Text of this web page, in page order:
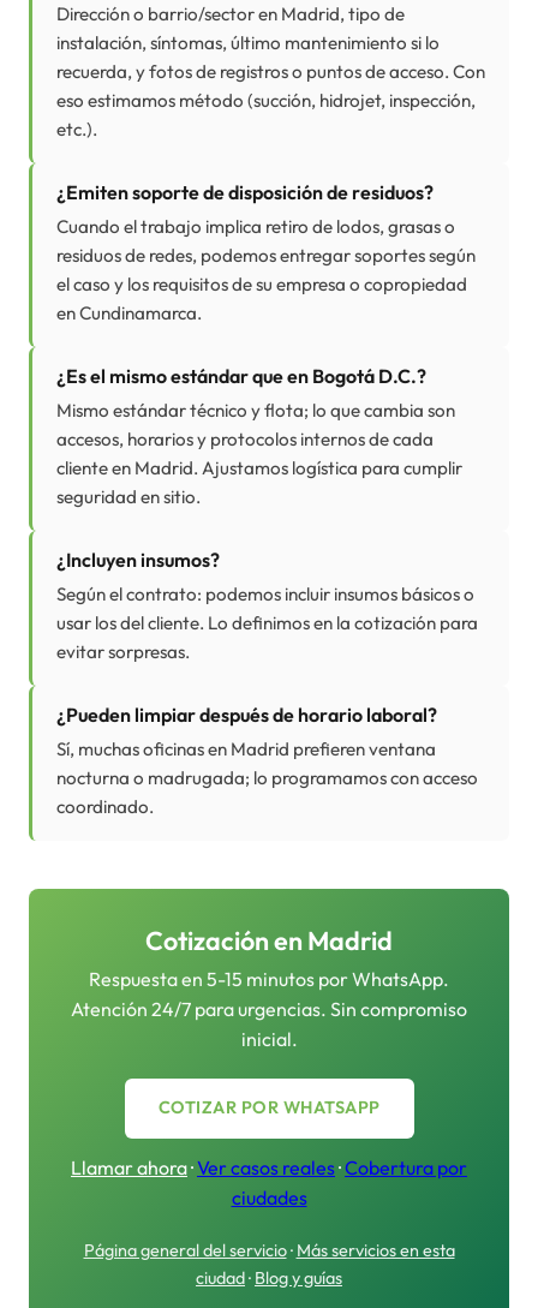
Dirección o barrio/sector en Madrid, tipo de
instalación, síntomas, último mantenimiento si lo
recuerda, y fotos de registros o puntos de acceso. Con
eso estimamos método (succión, hidrojet, inspección,
etc.).
¿Emiten soporte de disposición de residuos?
Cuando el trabajo implica retiro de lodos, grasas o
residuos de redes, podemos entregar soportes según
el caso y los requisitos de su empresa o copropiedad
en Cundinamarca.
¿Es el mismo estándar que en Bogotá D.C.?
Mismo estándar técnico y flota; lo que cambia son
accesos, horarios y protocolos internos de cada
cliente en Madrid. Ajustamos logística para cumplir
seguridad en sitio.
¿Incluyen insumos?
Según el contrato: podemos incluir insumos básicos o
usar los del cliente. Lo definimos en la cotización para
evitar sorpresas.
¿Pueden limpiar después de horario laboral?
Sí, muchas oficinas en Madrid prefieren ventana
nocturna o madrugada; lo programamos con acceso
coordinado.
Cotización en Madrid
Respuesta en 5-15 minutos por WhatsApp.
Atención 24/7 para urgencias. Sin compromiso
inicial.
COTIZAR POR WHATSAPP
Llamar ahora·Ver casos reales·Cobertura por
ciudades
Página general del servicio· Más servicios en esta
ciudad· Blog y guías